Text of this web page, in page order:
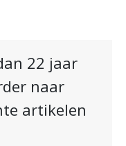
22 jaar
naar
artikelen